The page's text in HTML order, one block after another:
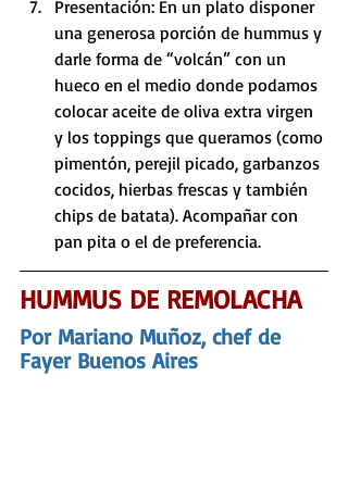
Presentación: En un plato disponer
una generosa porción de hummus y
darle forma de “volcán” con un
hueco en el medio donde podamos
colocar aceite de oliva extra virgen
y los toppings que queramos (como
pimentón, perejil picado, garbanzos
cocidos, hierbas frescas y también
chips de batata). Acompañar con
pan pita o el de preferencia.
HUMMUS DE REMOLACHA
Por Mariano Muñoz, chef de
Fayer Buenos Aires